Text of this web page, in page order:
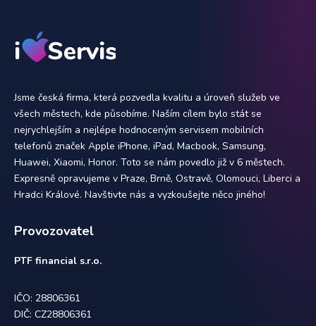
Jsme česká firma, která pozvedla kvalitu a úroveň služeb ve
všech městech, kde působíme. Naším cílem bylo stát se
nejrychlejším a nejlépe hodnoceným servisem mobilních
telefonů značek Apple iPhone, iPad, Macbook, Samsung,
Huawei, Xiaomi, Honor. Toto se nám povedlo již v 6 městech.
Expresně opravujeme v Praze, Brně, Ostravě, Olomouci, Liberci a
Hradci Králové. Navštivte nás a vyzkoušejte něco jiného!
Provozovatel
PTF financial s.r.o.
IČO: 28806361
DIČ: CZ28806361